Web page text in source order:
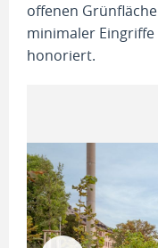
offenen
minimaler
honoriert.